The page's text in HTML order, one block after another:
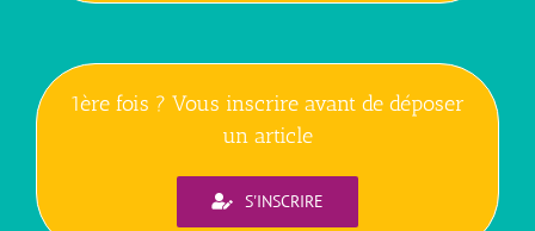
1ère fois ? Vous inscrire avant de déposer
un article
S'INSCRIRE